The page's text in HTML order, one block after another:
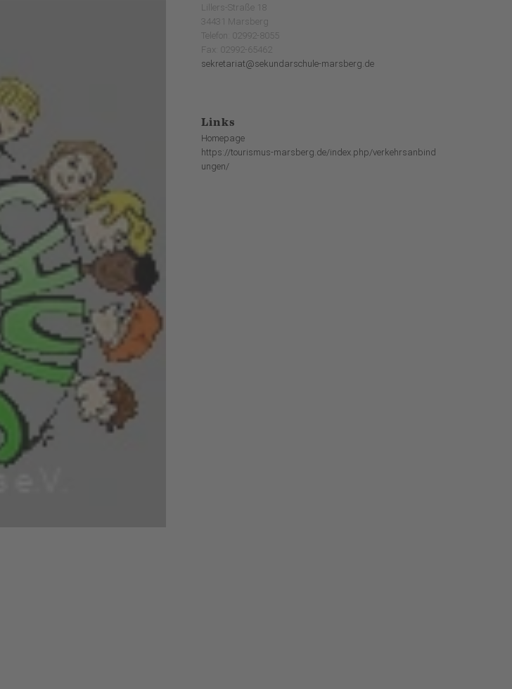
Lillers-Straße 18
34431 Marsberg
Telefon: 02992-8055
Fax: 02992-65462
sekretariat@sekundarschule-marsberg.de
Links
Homepage
https://tourismus-marsberg.de/index.php/verkehrsanbind
ungen/